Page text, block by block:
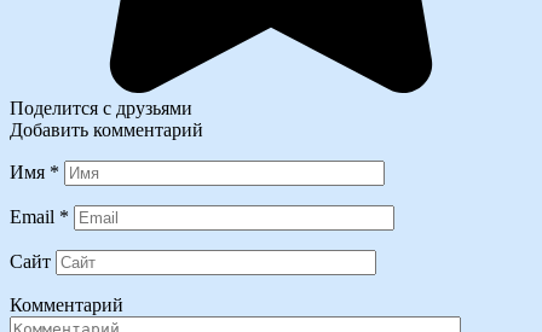
Поделится с друзьями
Добавить комментарий
Имя *
Email *
Сайт
Комментарий